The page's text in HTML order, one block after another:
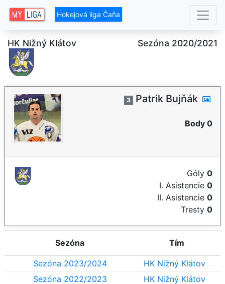
Hokejová liga Čaňa
HK Nižný Klátov Sezóna 2020/2021
3 Patrik Bujňák
Body 0
Góly 0
I. Asistencie 0
II. Asistencie 0
Tresty 0
Sezóna Tím
Sezóna 2023/2024
HK Nižný Klátov
Sezóna 2022/2023
HK Nižný Klátov